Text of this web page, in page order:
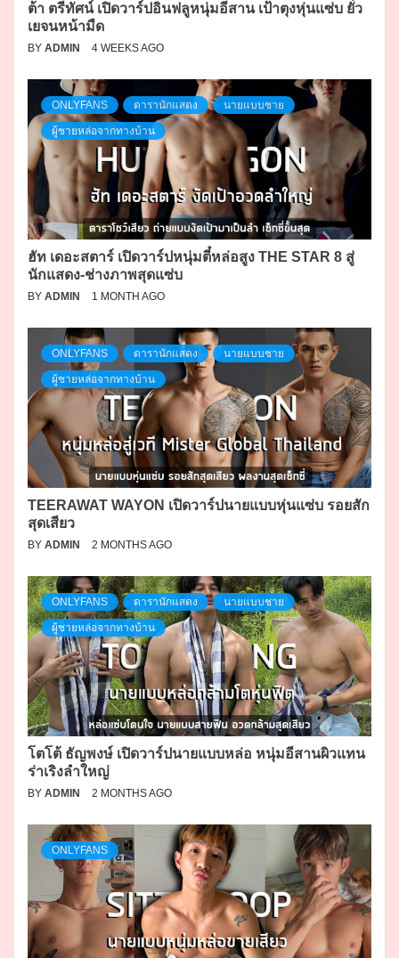
ต้า ตรีทัศน์ เปิดวาร์ปอินฟลูหนุ่มอีสาน เป้าตุงหุ่นแซ่บ ยั่ว
เยจนหน้ามืด
BY ADMIN 4 WEEKS AGO
ONLYFANS ดารานักแสดง นายแบบชาย
ผู้ชายหล่อจากทางบ้าน
ฮัท เดอะสตาร์ เปิดวาร์ปหนุ่มตี๋หล่อสูง THE STAR 8 สู่
นักแสดง-ช่างภาพสุดแซ่บ
BY ADMIN 1 MONTH AGO
ONLYFANS ดารานักแสดง นายแบบชาย
ผู้ชายหล่อจากทางบ้าน
TEERAWAT WAYON เปิดวาร์ปนายแบบหุ่นแซ่บ รอยสัก
สุดเสียว
BY ADMIN 2 MONTHS AGO
ONLYFANS ดารานักแสดง นายแบบชาย
ผู้ชายหล่อจากทางบ้าน
โตโต้ ธัญพงษ์ เปิดวาร์ปนายแบบหล่อ หนุ่มอีสานผิวแทน
ร่าเริงลำใหญ่
BY ADMIN 2 MONTHS AGO
ONLYFANS